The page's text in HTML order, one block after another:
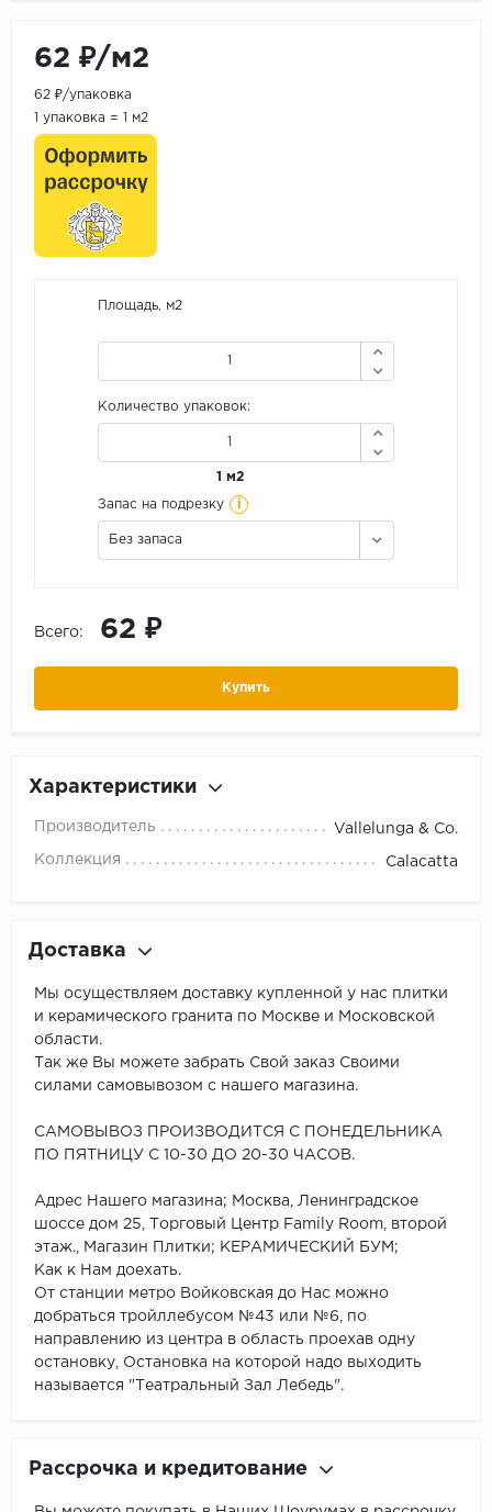
62 ₽/м2
62 ₽/упаковка
1 упаковка = 1 м2
Площадь, м2
Количество упаковок:
1 м2
Запас на подрезку i
Без запаса
Всего: 62 ₽
Купить
Характеристики
Производитель Vallelunga & Co.
Коллекция Calacatta
Доставка
Мы осуществляем доставку купленной у нас плитки
и керамического гранита по Москве и Московской
области.
Так же Вы можете забрать Свой заказ Своими
силами самовывозом с нашего магазина.
САМОВЫВОЗ ПРОИЗВОДИТСЯ С ПОНЕДЕЛЬНИКА
ПО ПЯТНИЦУ С 10-30 ДО 20-30 ЧАСОВ.
Адрес Нашего магазина; Москва, Ленинградское
шоссе дом 25, Торговый Центр Family Room, второй
этаж., Магазин Плитки; КЕРАМИЧЕСКИЙ БУМ;
Как к Нам доехать.
От станции метро Войковская до Нас можно
добраться тройллебусом №43 или №6, по
направлению из центра в область проехав одну
остановку, Остановка на которой надо выходить
называется "Театральный Зал Лебедь".
Рассрочка и кредитование